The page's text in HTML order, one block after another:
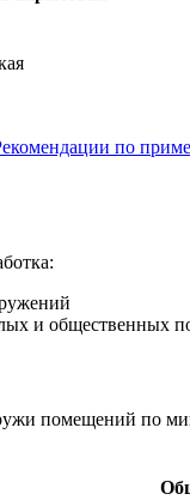
по
и общественных
помещений по